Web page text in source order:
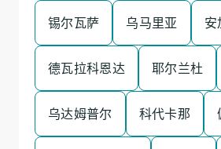
锡尔瓦萨 乌马里亚 安
德瓦拉科恩达 耶尔兰杜
乌达姆普尔 科代卡那